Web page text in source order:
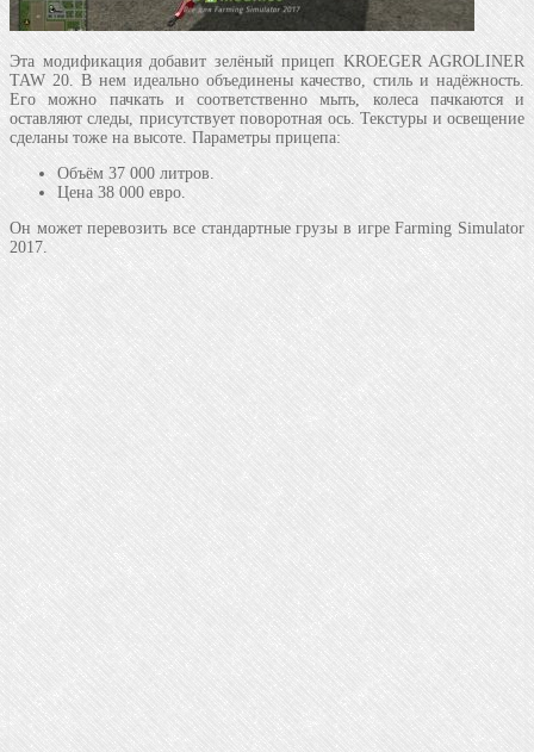
Эта модификация добавит зелёный прицеп KROEGER AGROLINER
TAW 20. В нем идеально объединены качество, стиль и надёжность.
Его можно пачкать и соответственно мыть, колеса пачкаются и
оставляют следы, присутствует поворотная ось. Текстуры и освещение
сделаны тоже на высоте. Параметры прицепа:
Объём 37 000 литров.
Цена 38 000 евро.
Он может перевозить все стандартные грузы в игре Farming Simulator
2017.